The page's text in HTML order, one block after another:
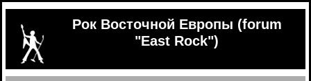
Рок Восточной Европы (forum
"East Rock")